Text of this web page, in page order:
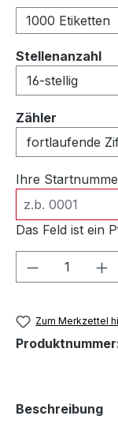
1000 Etiketten
Stellenanzahl
Zähler
Ihre
Das Feld ist ein
Produkt
Zum Merkzettel
Beschreibung